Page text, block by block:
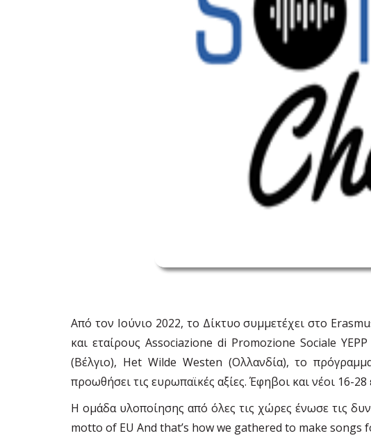
Από τον Ιούνιο 2022, το Δίκτυο συμμετέχει στο
και εταίρους Associazione di Promozione Sociale
(Βέλγιο), Het Wilde Westen (Ολλανδία), το
προωθήσει τις ευρωπαϊκές αξίες. Έφηβοι και νέοι 16-
Η ομάδα υλοποίησης από όλες τις χώρες ένωσε τις
motto of EU And that’s how we gathered to make